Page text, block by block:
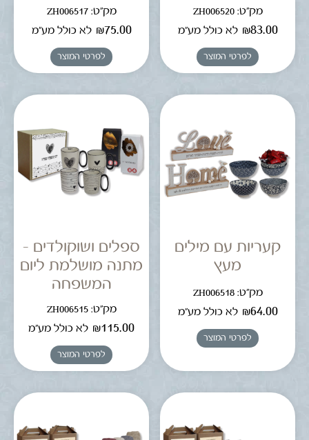
מק"ט: ZH006520
₪83.00 לא כולל מע"מ
לפרטי המוצר
מק"ט: ZH006517
₪75.00 לא כולל מע"מ
לפרטי המוצר
קעריות עם מילים
מעץ
מק"ט: ZH006518
₪64.00 לא כולל מע"מ
לפרטי המוצר
ספלים ושוקולדים –
מתנה מושלמת ליום
המשפחה
מק"ט: ZH006515
₪115.00 לא כולל מע"מ
לפרטי המוצר